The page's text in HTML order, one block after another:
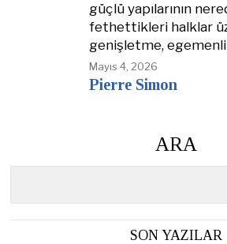
güçlü yapılarının
fethettikleri halklar
genişletme,
Mayıs 4, 2026
Pierre Simon
ARA
SON YAZILAR